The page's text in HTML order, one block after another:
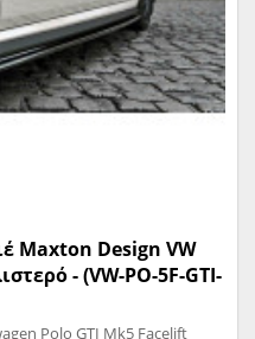
Maxton Design VW
- (VW-PO-5F-GTI-
Polo GTI Mk5 Facelift